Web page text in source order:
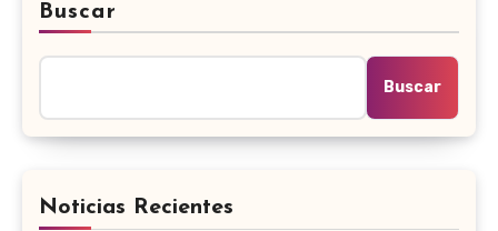
Buscar
Buscar
Noticias Recientes